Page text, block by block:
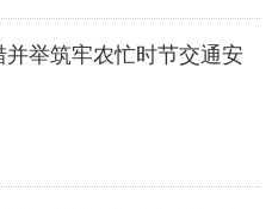
举筑牢农忙时节交通安